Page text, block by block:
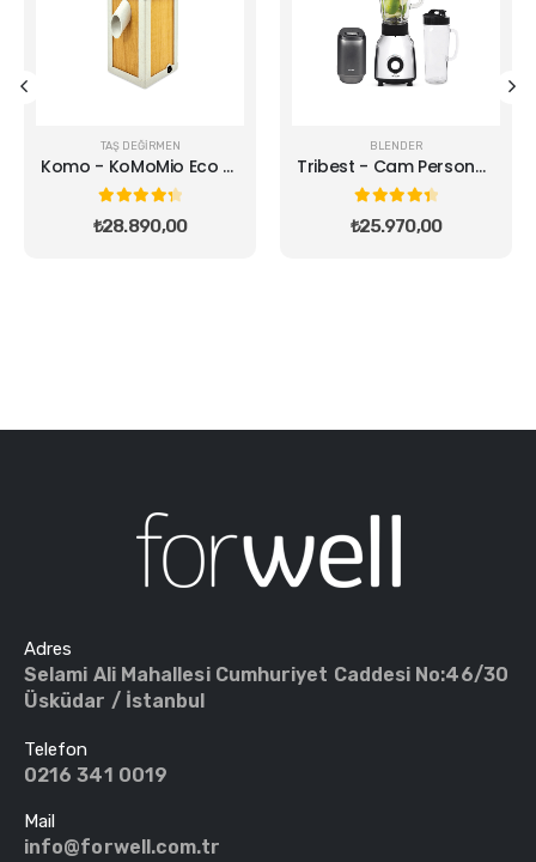
TAŞ DEĞIRMEN
Komo - KoMoMio Eco Nature Un Değirmeni
4.40out of 5
₺28.890,00
BLENDER
Tribest - Cam Personal Vakumlu Blender
4.50out of 5
₺25.970,00
Adres
Selami Ali Mahallesi Cumhuriyet Caddesi No:46/30
Üsküdar / İstanbul
Telefon
0216 341 0019
Mail
info@forwell.com.tr